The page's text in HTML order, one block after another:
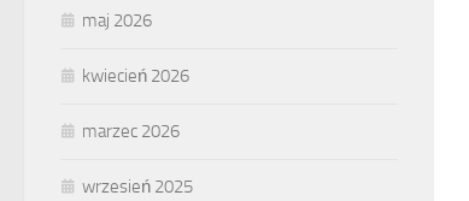
maj 2026
kwiecień 2026
marzec 2026
wrzesień 2025